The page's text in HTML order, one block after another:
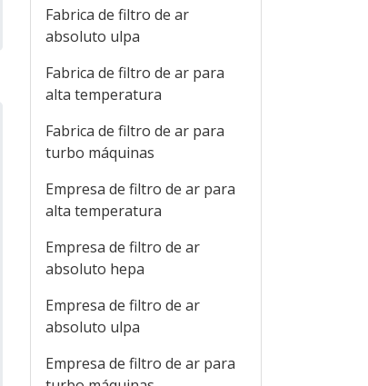
Fabrica de filtro de ar
absoluto ulpa
Fabrica de filtro de ar para
alta temperatura
Fabrica de filtro de ar para
turbo máquinas
Empresa de filtro de ar para
alta temperatura
Empresa de filtro de ar
absoluto hepa
Empresa de filtro de ar
absoluto ulpa
Empresa de filtro de ar para